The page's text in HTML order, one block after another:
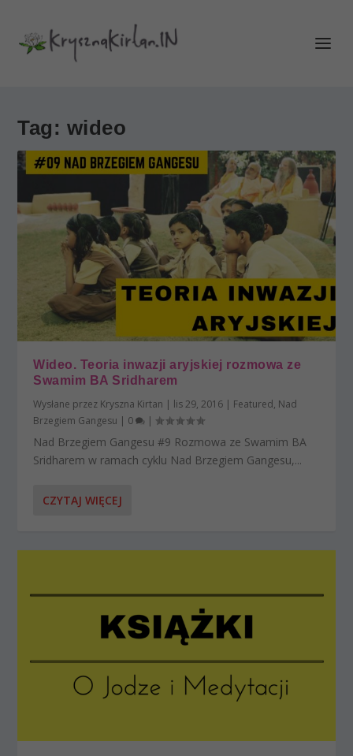
Tag: wideo
Wideo. Teoria inwazji aryjskiej rozmowa ze
Swamim BA Sridharem
Wysłane przez Kryszna Kirtan | lis 29, 2016 | Featured, Nad
Brzegiem Gangesu | 0 |
Nad Brzegiem Gangesu #9 Rozmowa ze Swamim BA
Sridharem w ramach cyklu Nad Brzegiem Gangesu,...
CZYTAJ WIĘCEJ